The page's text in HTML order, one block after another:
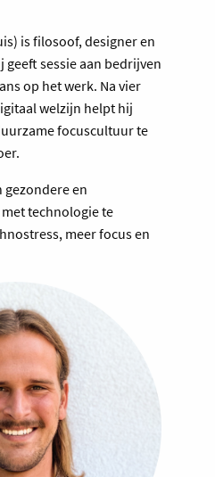
is filosoof, designer en
geeft sessie aan bedrijven
op het werk. Na vier
welzijn helpt hij
focuscultuur te
gezondere en
technologie te
meer focus en